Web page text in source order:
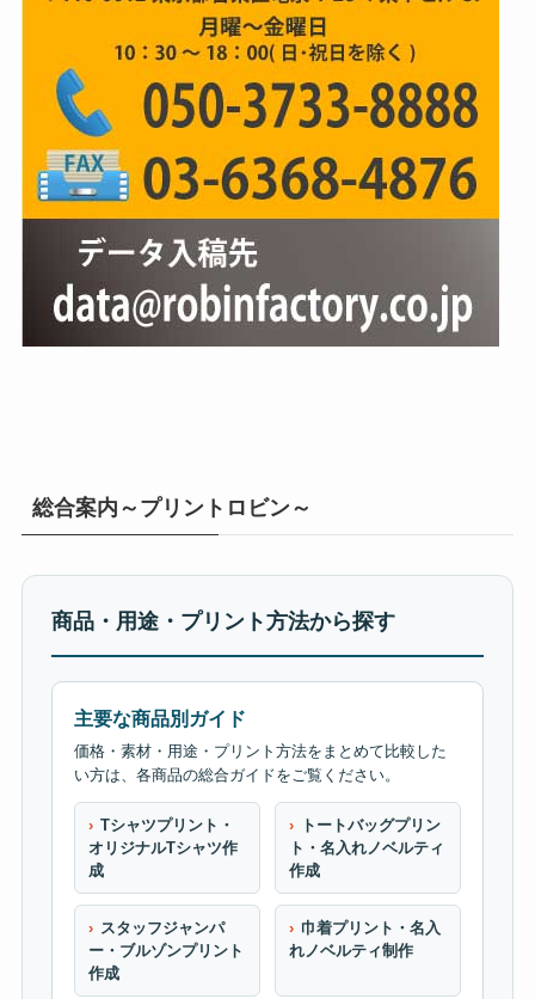
総合案内～プリントロビン～
商品・用途・プリント方法から探す
主要な商品別ガイド
価格・素材・用途・プリント方法をまとめて比較した
い方は、各商品の総合ガイドをご覧ください。
Tシャツプリント・
オリジナルTシャツ作
成
トートバッグプリン
ト・名入れノベルティ
作成
スタッフジャンパ
ー・ブルゾンプリント
作成
巾着プリント・名入
れノベルティ制作